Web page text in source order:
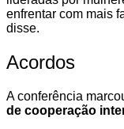
enfrentar com mais
disse.
Acordos
A conferência
de cooperação